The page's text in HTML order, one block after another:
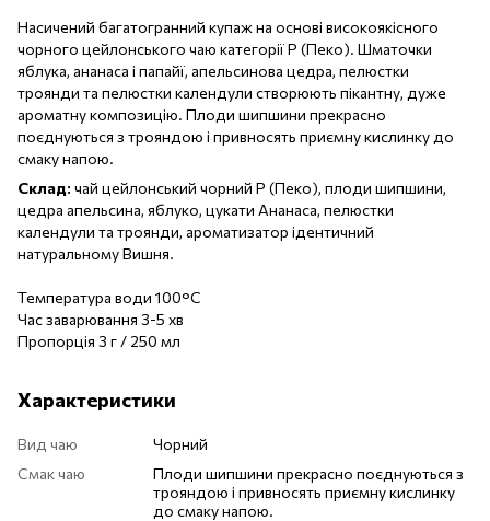
Насичений багатогранний купаж на основі високоякісного
чорного цейлонського чаю категорії P (Пеко). Шматочки
яблука, ананаса і папайї, апельсинова цедра, пелюстки
троянди та пелюстки календули створюють пікантну, дуже
ароматну композицію. Плоди шипшини прекрасно
поєднуються з трояндою і привносять приємну кислинку до
смаку напою.
Склад: чай цейлонський чорний Р (Пеко), плоди шипшини,
цедра апельсина, яблуко, цукати Ананаса, пелюстки
календули та троянди, ароматизатор ідентичний
натуральному Вишня.
Температура води 100°C
Час заварювання 3-5 хв
Пропорція 3 г / 250 мл
Характеристики
Вид чаю
Чорний
Смак чаю
Плоди шипшини прекрасно поєднуються з
трояндою і привносять приємну кислинку
до смаку напою.